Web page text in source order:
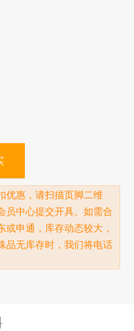
优惠，请扫描页脚二维
员中心提交开具。如需合
申通，库存动态较大，
品无库存时，我们将电话